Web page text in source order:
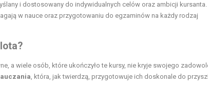
i dostosowany do indywidualnych celów oraz ambicji kursanta.
w nauce oraz przygotowaniu do egzaminów na każdy rodzaj
a wiele osób, które ukończyło te kursy, nie kryje swojego
, która, jak twierdzą, przygotowuje ich doskonale do